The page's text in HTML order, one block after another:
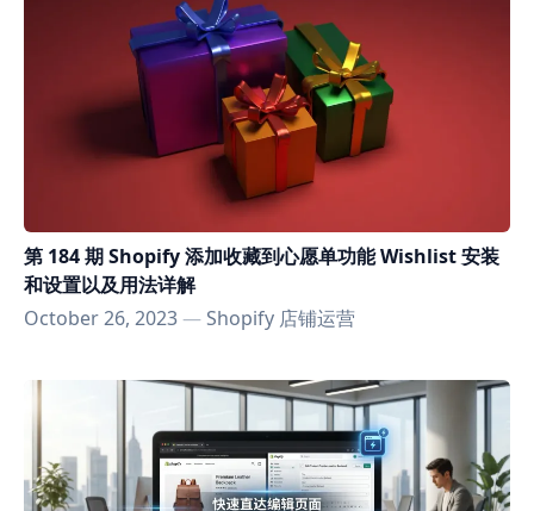
第 184 期 Shopify 添加收藏到心愿单功能 Wishlist 安装
和设置以及用法详解
October 26, 2023—Shopify 店铺运营